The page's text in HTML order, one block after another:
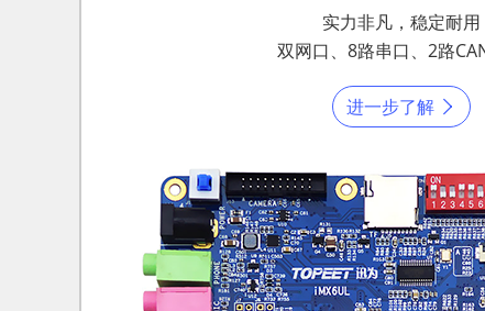
实力非凡，稳定耐用
双网口、8路串口、2路
进一步了解